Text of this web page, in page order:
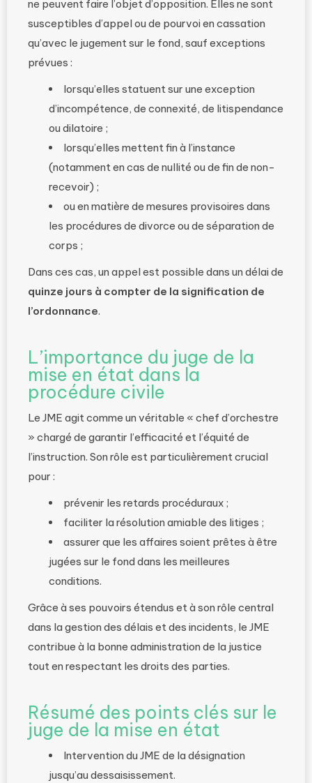
ne peuvent faire l’objet d’opposition. Elles ne sont
susceptibles d’appel ou de pourvoi en cassation
qu’avec le jugement sur le fond, sauf exceptions
prévues :
lorsqu’elles statuent sur une exception
d’incompétence, de connexité, de litispendance
ou dilatoire ;
lorsqu’elles mettent fin à l’instance
(notamment en cas de nullité ou de fin de non-
recevoir) ;
ou en matière de mesures provisoires dans
les procédures de divorce ou de séparation de
corps ;
Dans ces cas, un appel est possible dans un délai de
quinze jours à compter de la signification de
l’ordonnance.
L’importance du juge de la
mise en état dans la
procédure civile
Le JME agit comme un véritable « chef d’orchestre
» chargé de garantir l’efficacité et l’équité de
l’instruction. Son rôle est particulièrement crucial
pour :
prévenir les retards procéduraux ;
faciliter la résolution amiable des litiges ;
assurer que les affaires soient prêtes à être
jugées sur le fond dans les meilleures
conditions.
Grâce à ses pouvoirs étendus et à son rôle central
dans la gestion des délais et des incidents, le JME
contribue à la bonne administration de la justice
tout en respectant les droits des parties.
Résumé des points clés sur le
juge de la mise en état
Intervention du JME de la désignation
jusqu’au dessaisissement.